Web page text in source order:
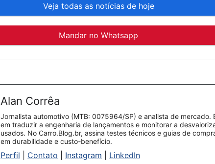
Veja todas as notícias de hoje
Mandar no Whatsapp
Alan Corrêa
Jornalista automotivo (MTB: 0075964/SP) e analista de mercado.
em traduzir a engenharia de lançamentos e monitorar a
usados. No Carro.Blog.br, assina testes técnicos e guias de
em durabilidade e custo-benefício.
Perfil Contato Instagram LinkedIn